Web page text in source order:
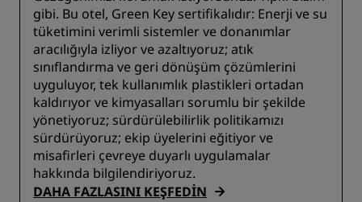
gibi. Bu otel, Green Key sertifikalıdır: Enerji ve su
tüketimini verimli sistemler ve donanımlar
aracılığıyla izliyor ve azaltıyoruz; atık
sınıflandırma ve geri dönüşüm çözümlerini
uyguluyor, tek kullanımlık plastikleri ortadan
kaldırıyor ve kimyasalları sorumlu bir şekilde
yönetiyoruz; sürdürülebilirlik politikamızı
sürdürüyoruz; ekip üyelerini eğitiyor ve
misafirleri çevreye duyarlı uygulamalar
hakkında bilgilendiriyoruz.
DAHA FAZLASINI KEŞFEDIN